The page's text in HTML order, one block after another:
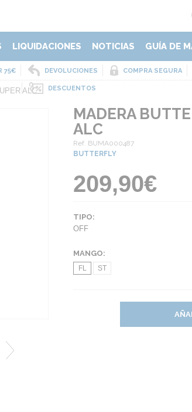
LIQUIDACIONES NOTICIAS GUÍA DE
75€ DEVOLUCIONES COMPRA SEGURA
DESCUENTOS
ALC
MADERA
ALC
Ref. BUMA000487
BUTTERFLY
209,90€
TIPO:
OFF
MANGO:
FL ST